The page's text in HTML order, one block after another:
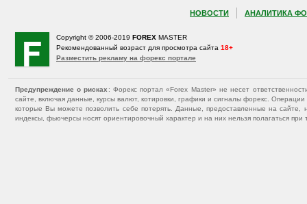
НОВОСТИ АНАЛИТИКА
Copyright © 2006-2019 FOREX MASTER
Рекомендованный возраст для просмотра сайта 18+
Разместить рекламу на форекс портале
Предупреждение о рисках : Форекс портал «Forex Master» не несет
сайте, включая данные, курсы валют, котировки, графики и сигналы форекс.
которые Вы можете позволить себе потерять. Данные, предоставленные на
индексы, фьючерсы носят ориентировочный характер и на них нельзя полагаться при